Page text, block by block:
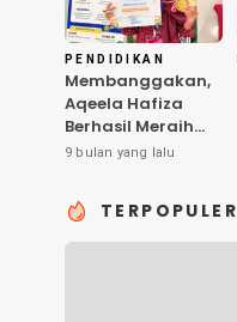
PENDIDIKAN
Membanggakan,
Aqeela Hafiza
Berhasil Meraih
Predikat Penyaji
di Surabaya
9 bulan yang lalu
TERPOPULER